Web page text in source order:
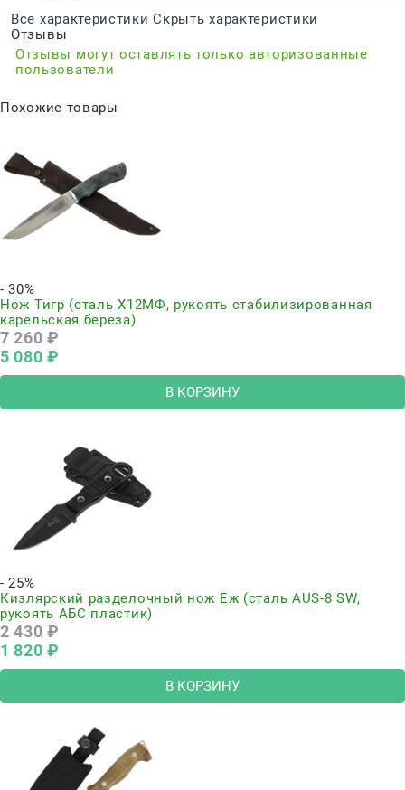
Все характеристики Скрыть характеристики
Отзывы
Отзывы могут оставлять только авторизованные
пользователи
Похожие товары
- 30%
Нож Тигр (сталь Х12МФ, рукоять стабилизированная
карельская береза)
7 260 ₽
5 080 ₽
В КОРЗИНУ
- 25%
Кизлярский разделочный нож Еж (сталь AUS-8 SW,
рукоять АБС пластик)
2 430 ₽
1 820 ₽
В КОРЗИНУ